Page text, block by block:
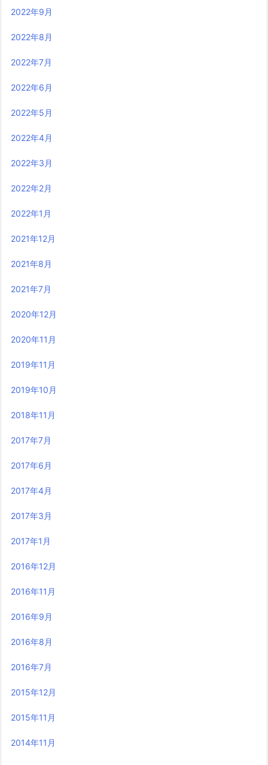
2022年9月
2022年8月
2022年7月
2022年6月
2022年5月
2022年4月
2022年3月
2022年2月
2022年1月
2021年12月
2021年8月
2021年7月
2020年12月
2020年11月
2019年11月
2019年10月
2018年11月
2017年7月
2017年6月
2017年4月
2017年3月
2017年1月
2016年12月
2016年11月
2016年9月
2016年8月
2016年7月
2015年12月
2015年11月
2014年11月